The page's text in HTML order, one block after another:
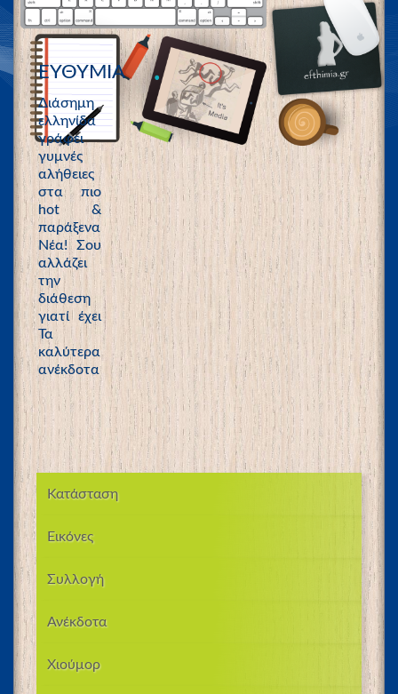
ΕΥΘΥΜΙΑ
Διάσημη
ελληνίδα
γράφει
γυμνές
αλήθειες
στα πιο
hot &
παράξενα
Νέα! Σου
αλλάζει
την
διάθεση
γιατί έχει
Τα
καλύτερα
ανέκδοτα
Κατάσταση
Εικόνες
Συλλογή
Ανέκδοτα
Χιούμορ